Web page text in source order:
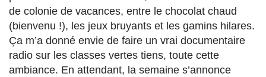
de colonie de vacances, entre le chocolat chaud
(bienvenu !), les jeux bruyants et les gamins hilares.
Ça m’a donné envie de faire un vrai documentaire
radio sur les classes vertes tiens, toute cette
ambiance. En attendant, la semaine s’annonce